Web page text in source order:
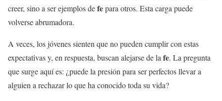
creer, sino a ser ejemplos defepara otros. Esta carga puede
volverse abrumadora.
A veces, los jóvenes sienten que no pueden cumplir con estas
expectativas y, en respuesta, buscan alejarse de la fe. La pregunta
que surge aquí es: ¿puede la presión para ser perfectos llevar a
alguien a rechazar lo que ha conocido toda su vida?